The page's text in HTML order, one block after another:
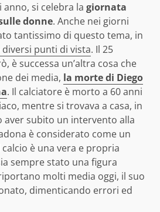
si celebra la giornata
donne. Anche nei giorni
tantissimo di questo tema, in
punti di vista. Il 25
è successa un’altra cosa che
dei media, la morte di Diego
. Il calciatore è morto a 60 anni
mentre si trovava a casa, in
aver subito un intervento alla
è considerato come un
è una vera e propria
sempre stato una figura
molti media oggi, il suo
dimenticando errori ed